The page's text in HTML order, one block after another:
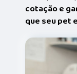
cotação e
que seu pet